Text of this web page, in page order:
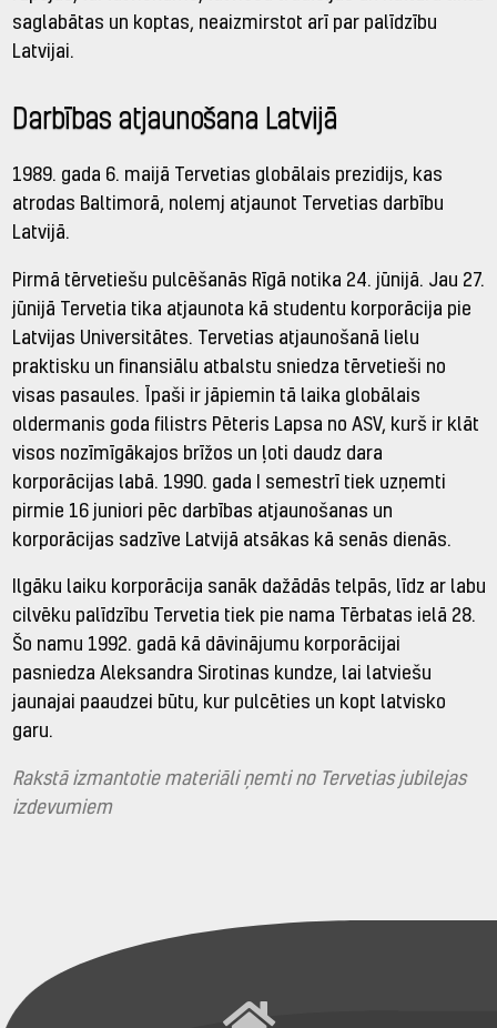
saglabātas un koptas, neaizmirstot arī par palīdzību
Latvijai.
Darbības atjaunošana Latvijā
1989. gada 6. maijā Tervetias globālais prezidijs, kas
atrodas Baltimorā, nolemj atjaunot Tervetias darbību
Latvijā.
Pirmā tērvetiešu pulcēšanās Rīgā notika 24. jūnijā. Jau 27.
jūnijā Tervetia tika atjaunota kā studentu korporācija pie
Latvijas Universitātes. Tervetias atjaunošanā lielu
praktisku un finansiālu atbalstu sniedza tērvetieši no
visas pasaules. Īpaši ir jāpiemin tā laika globālais
oldermanis goda filistrs Pēteris Lapsa no ASV, kurš ir klāt
visos nozīmīgākajos brīžos un ļoti daudz dara
korporācijas labā. 1990. gada I semestrī tiek uzņemti
pirmie 16 juniori pēc darbības atjaunošanas un
korporācijas sadzīve Latvijā atsākas kā senās dienās.
Ilgāku laiku korporācija sanāk dažādās telpās, līdz ar labu
cilvēku palīdzību Tervetia tiek pie nama Tērbatas ielā 28.
Šo namu 1992. gadā kā dāvinājumu korporācijai
pasniedza Aleksandra Sirotinas kundze, lai latviešu
jaunajai paaudzei būtu, kur pulcēties un kopt latvisko
garu.
Rakstā izmantotie materiāli ņemti no Tervetias jubilejas
izdevumiem